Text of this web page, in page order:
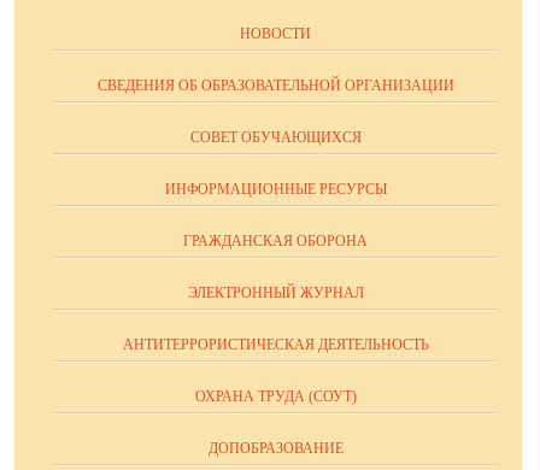
НОВОСТИ
СВЕДЕНИЯ ОБ ОБРАЗОВАТЕЛЬНОЙ ОРГАНИЗАЦИИ
СОВЕТ ОБУЧАЮЩИХСЯ
ИНФОРМАЦИОННЫЕ РЕСУРСЫ
ГРАЖДАНСКАЯ ОБОРОНА
ЭЛЕКТРОННЫЙ ЖУРНАЛ
АНТИТЕРРОРИСТИЧЕСКАЯ ДЕЯТЕЛЬНОСТЬ
ОХРАНА ТРУДА (СОУТ)
ДОПОБРАЗОВАНИЕ